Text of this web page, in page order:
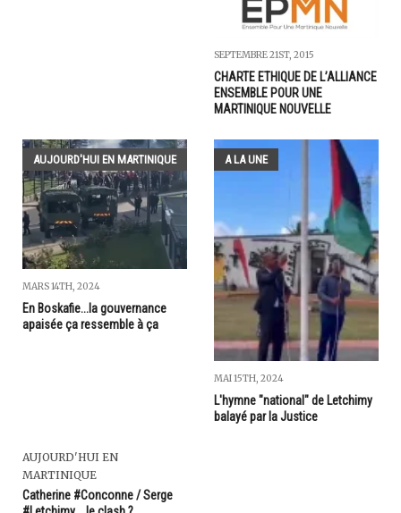
SEPTEMBRE 21ST, 2015
CHARTE ETHIQUE DE L’ALLIANCE
ENSEMBLE POUR UNE
MARTINIQUE NOUVELLE
AUJOURD'HUI EN MARTINIQUE
MARS 14TH, 2024
En Boskafie...la gouvernance
apaisée ça ressemble à ça
A LA UNE
MAI 15TH, 2024
L'hymne "national" de Letchimy
balayé par la Justice
AUJOURD'HUI EN
MARTINIQUE
Catherine #Conconne / Serge